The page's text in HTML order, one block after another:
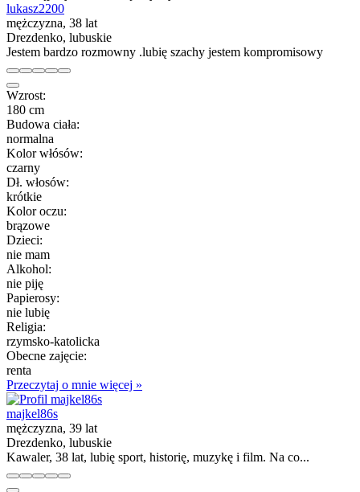
lukasz2200
mężczyzna, 38 lat
Drezdenko, lubuskie
Jestem bardzo rozmowny .lubię szachy jestem kompromisowy
Wzrost:
180 cm
Budowa ciała:
normalna
Kolor włósów:
czarny
Dł. włosów:
krótkie
Kolor oczu:
brązowe
Dzieci:
nie mam
Alkohol:
nie piję
Papierosy:
nie lubię
Religia:
rzymsko-katolicka
Obecne zajęcie:
renta
Przeczytaj o mnie więcej »
majkel86s
mężczyzna, 39 lat
Drezdenko, lubuskie
Kawaler, 38 lat, lubię sport, historię, muzykę i film. Na co...